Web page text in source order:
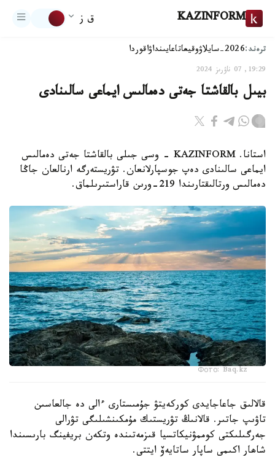
KAZINFORM ق ز
ترەند:2026-سايلاۋ وقيعاتاعايىنداۋاقوردا
19:29, 07 ناۋرىز 2024
بيىل بالقاشتا جەتى دەمالىس ايماعى سالىنادى
استانا. KAZINFORM - وسى جىلى بالقاشتا جەتى دەمالىس
ايماعى سالىنادى دەپ جوسپارلانعان. تۋريستەرگە ارنالعان جاڭا
دەمالىس ورتالىقتارىندا 219-ورىن قاراستىرىلماق.
Фото: Baq.kz
قالالىق جاعاجايدى كوركەيتۋ جۇمىستارى ءالى دە جالعاسىن
تاۋىپ جاتىر. قالانىڭ تۋريستىك مۇمكىنشىلىگى تۋرالى
جەرگىلىكتى كوممۋنيكاتسيا قىزمەتىندە وتكەن بريفينگ بارىسىندا
شاھار اكىمى ساپار ساتايەۆ ايتتى.